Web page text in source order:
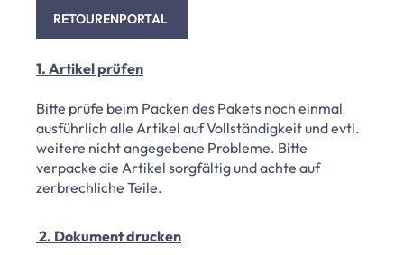
RETOURENPORTAL
1. Artikel prüfen
Bitte prüfe beim Packen des Pakets noch einmal
ausführlich alle Artikel auf Vollständigkeit und evtl.
weitere nicht angegebene Probleme. Bitte
verpacke die Artikel sorgfältig und achte auf
zerbrechliche Teile.
2. Dokument drucken